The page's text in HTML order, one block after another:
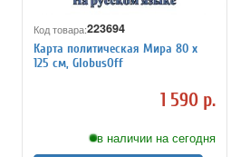
Код товара:223694
Карта политическая Мира 80 х
125 см, GlobusOff
1 590 р.
в наличии на сегодня